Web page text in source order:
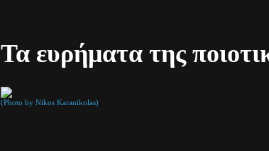
Τα ευρήματα της
(Photo by Nikos Karanikolas)